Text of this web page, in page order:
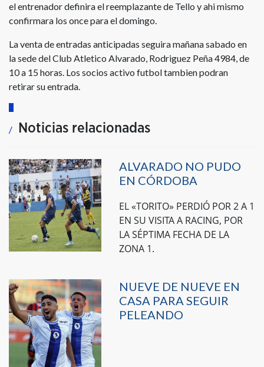
el entrenador definira el reemplazante de Tello y ahi mismo
confirmara los once para el domingo.
La venta de entradas anticipadas seguira mañana sabado en
la sede del Club Atletico Alvarado, Rodriguez Peña 4984, de
10 a 15 horas. Los socios activo futbol tambien podran
retirar su entrada.
Noticias relacionadas
ALVARADO NO PUDO
EN CÓRDOBA
EL «TORITO» PERDIÓ POR 2 A 1
EN SU VISITA A RACING, POR
LA SÉPTIMA FECHA DE LA
ZONA 1.
NUEVE DE NUEVE EN
CASA PARA SEGUIR
PELEANDO